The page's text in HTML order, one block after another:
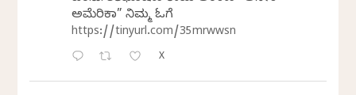
ಅಮೆರಿಕಾ” ನಿಮ್ಮ ಓದಿಗೆ
https://tinyurl.com/35mrwwsn
X